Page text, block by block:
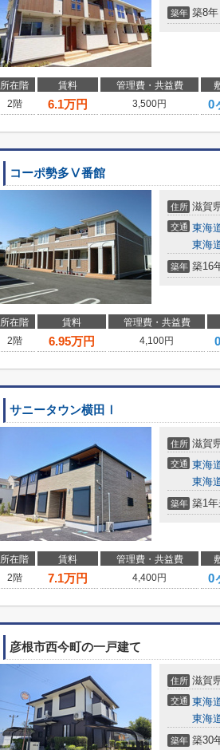
築年 築8年
所在階 賃料 管理費・共益費
2階
6.1万円 3,500円 0
コーポ勢多Ⅴ番館
住所 滋賀
交通 東海
東海
築年 築16
所在階 賃料 管理費・共益費
2階
6.95万円 4,100円
サニータウン横田Ⅰ
住所 滋賀
交通 東海
東海
築年 築1
所在階 賃料 管理費・共益費
2階
7.1万円 4,400円 0
彦根市西今町の一戸建て
住所 滋賀
交通 東海
東海
築年 築30